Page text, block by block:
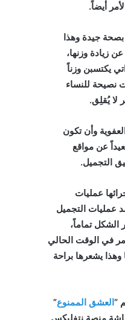
أيضاً.
بصحة جيدة وهذا
عن زيادة وزنها،
يكتسبن وزناً
نصيحة للنساء
لا يُقلِق.
وأن تكون
عن مواقع
التجميل.
عمليات
عمليات التجميل
الشكل تماماً،
في الوقت الحالي
يشعرها براحة
“العشق الممنوع”